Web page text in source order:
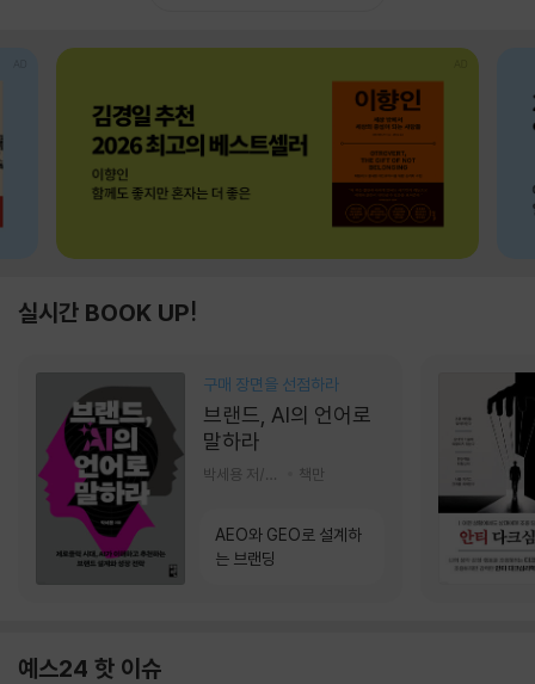
실시간 BOOK UP!
구매 장면을 선점하라
브랜드, AI의 언어로
말하라
책만
AEO와 GEO로 설계하
는 브랜딩
예스24 핫 이슈